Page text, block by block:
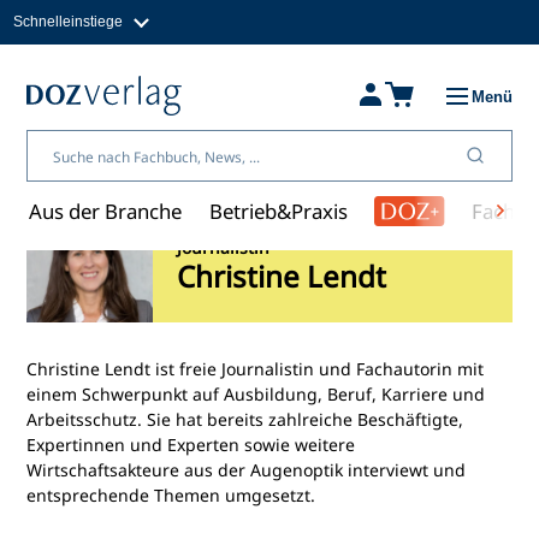
Inhalt
Schnelleinstiege
Fachbücher & Shop
Über uns
Menü
Aus der Branche Betrieb&Praxis
Journalistin
Christine Lendt
Christine Lendt ist freie Journalistin und Fachautorin mit
einem Schwerpunkt auf Ausbildung, Beruf, Karriere und
Arbeitsschutz. Sie hat bereits zahlreiche Beschäftigte,
Expertinnen und Experten sowie weitere
Wirtschaftsakteure aus der Augenoptik interviewt und
entsprechende Themen umgesetzt.